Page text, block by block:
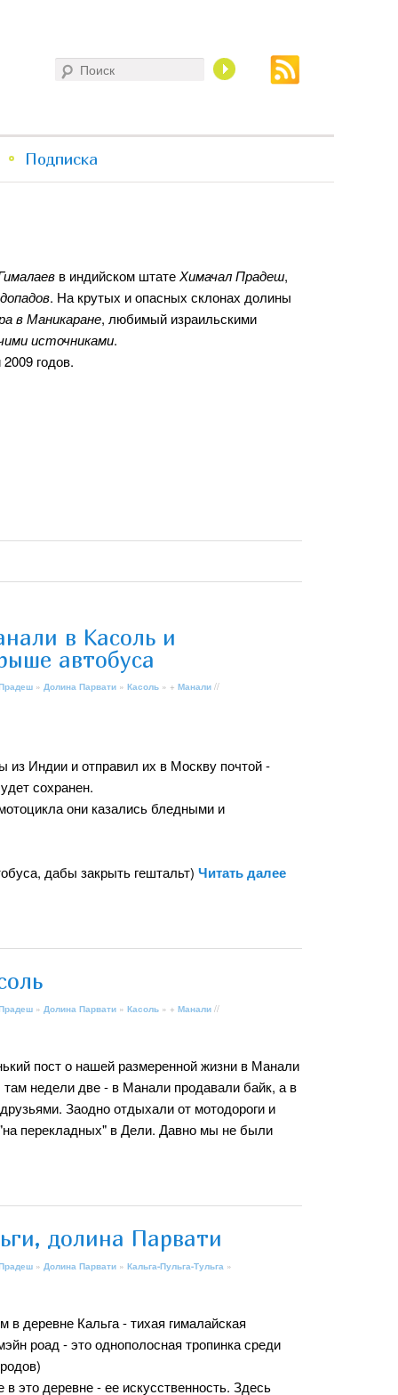
Подписка
в индийском штатеХимачал Прадеш,
. На крутых и опасных склонах долины
в Маникаране, любимый израильскими
источниками.
годов.
в Касоль и
автобуса
» Долина Парвати » Касоль » + Манали //
из Индии и отправил их в Москву почтой -
сохранен.
они казались бледными и
дабы закрыть гештальт) Читать далее
» Долина Парвати » Касоль » + Манали //
пост о нашей размеренной жизни в Манали
недели две - в Манали продавали байк, а в
Заодно отдыхали от мотодороги и
перекладных" в Дели. Давно мы не были
долина Парвати
» Долина Парвати » Кальга-Пульга-Тульга »
в деревне Кальга - тихая гималайская
роад - это однополосная тропинка среди
это деревне - ее искусственность. Здесь